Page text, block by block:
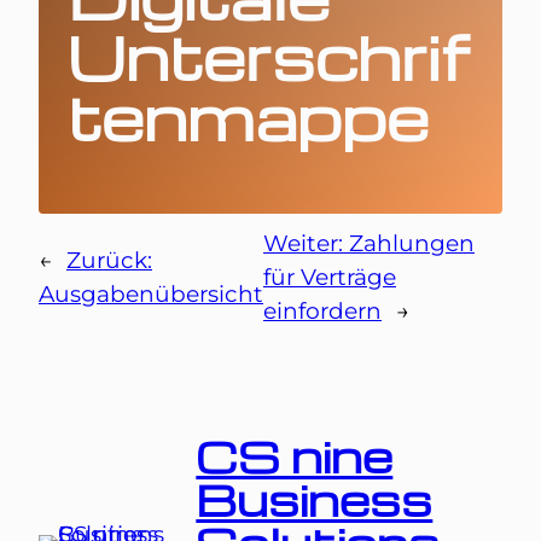
Unterschrif
tenmappe
← Zurück:
Ausgabenübersicht
Weiter: Zahlungen
für Verträge
einfordern
→
CS nine
Business